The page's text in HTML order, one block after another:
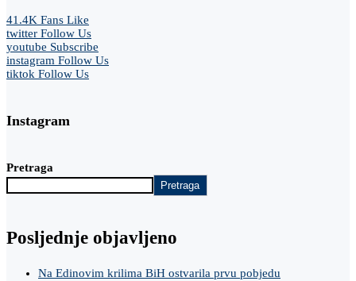
41.4K Fans Like
twitter Follow Us
youtube Subscribe
instagram Follow Us
tiktok Follow Us
Instagram
Pretraga
Pretraga
Posljednje objavljeno
Na Edinovim krilima BiH ostvarila prvu pobjedu